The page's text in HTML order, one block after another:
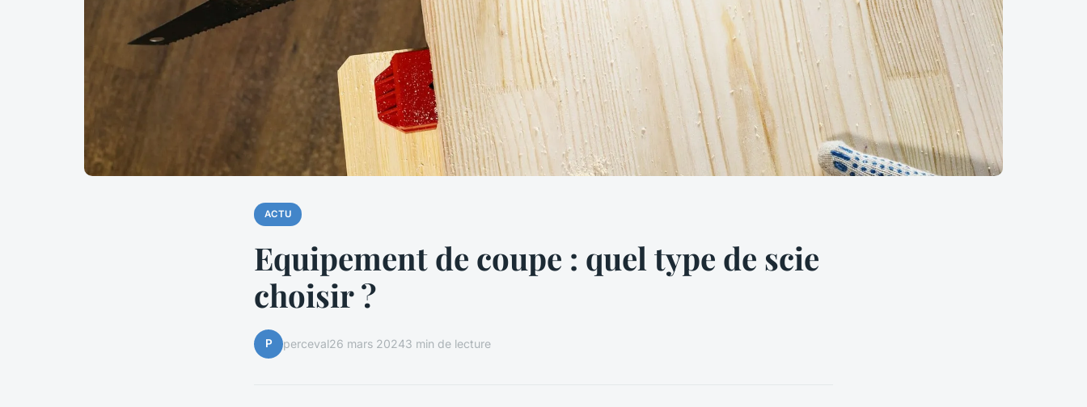
ACTU
Equipement de coupe : quel type de scie
choisir ?
P perceval26 mars 20243 min de lecture